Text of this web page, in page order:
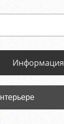
Информация